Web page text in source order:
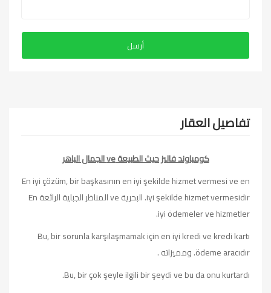
تفاصيل العقار
كومباوند فاليز حيث الطبيعة ve الجمال الباهر
En iyi çözüm, bir başkasının en iyi şekilde hizmet vermesi ve en
iyi şekilde hizmet vermesidir. البحرية ve المناظر الجبلية الرائعة En
iyi ödemeler ve hizmetler.
Bu, bir sorunla karşılaşmamak için en iyi kredi ve kredi kartı
ödeme aracıdır. ومميزاته .
Bu, bir çok şeyle ilgili bir şeydi ve bu da onu kurtardı.